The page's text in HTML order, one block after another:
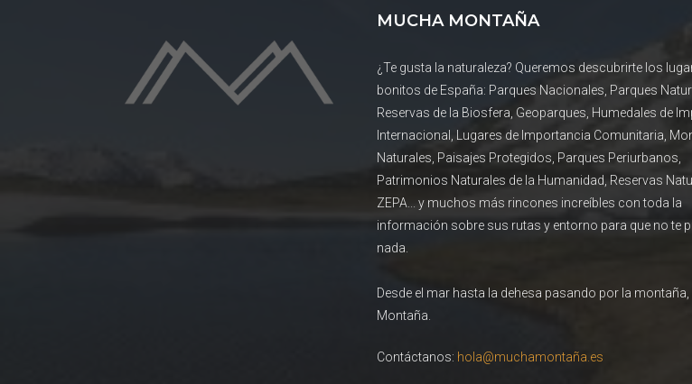
MUCHA MONTAÑA
¿Te gusta la naturaleza? Queremos descubrirte los
bonitos de España: Parques Nacionales, Parques
Reservas de la Biosfera, Geoparques, Humedales de
Internacional, Lugares de Importancia Comunitaria,
Naturales, Paisajes Protegidos, Parques Periurbanos,
Patrimonios Naturales de la Humanidad, Reservas
ZEPA... y muchos más rincones increíbles con toda la
información sobre sus rutas y entorno para que no te
nada.
Desde el mar hasta la dehesa pasando por la
Montaña.
Contáctanos: hola@muchamontaña.es